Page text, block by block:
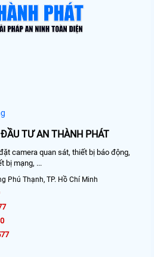
TƯ AN THÀNH PHÁT
camera quan sát, thiết bị báo động,
bị mạng, ...
Phú Thạnh, TP. Hồ Chí Minh